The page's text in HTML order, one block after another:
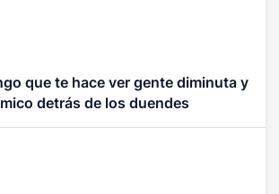
que te hace ver gente diminuta y
detrás de los duendes